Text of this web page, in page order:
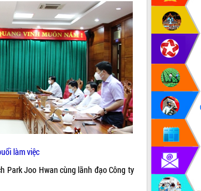
làm việc
Park Joo Hwan cùng lãnh đạo Công ty